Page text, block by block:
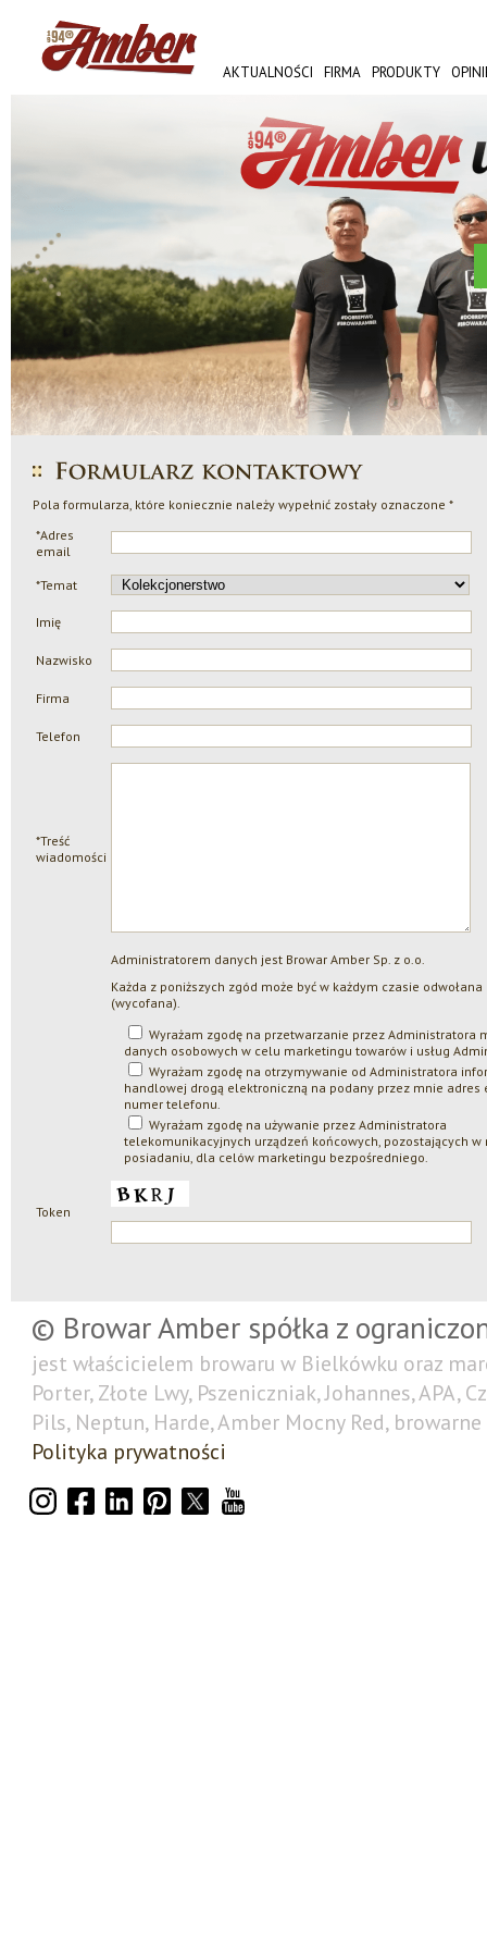
AKTUALNOŚCI FIRMA PRODUKTY
AMBER FEST
Pola formularza, które koniecznie należy wypełnić zostały oznaczone *
*Adres
email
*Temat
Imię
Nazwisko
Firma
Telefon
*Treść
wiadomości
Administratorem danych jest Browar Amber Sp. z o.o.
Każda z poniższych zgód może być w każdym czasie odwołana
(wycofana).
Wyrażam zgodę na przetwarzanie przez Administratora
danych osobowych w celu marketingu towarów i usług
Wyrażam zgodę na otrzymywanie od Administratora
handlowej drogą elektroniczną na podany przez mnie adres
numer telefonu.
Wyrażam zgodę na używanie przez Administratora
telekomunikacyjnych urządzeń końcowych, pozostających w
posiadaniu, dla celów marketingu bezpośredniego.
Token
© Browar Amber spółka z
jest właścicielem browaru w Bielkówku oraz
Porter, Złote Lwy, Pszeniczniak, Johannes, APA,
Pils, Neptun, Harde, Amber Mocny Red,
Polityka prywatności